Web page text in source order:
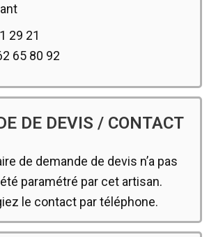
29 21
65 80 92
DE DEVIS / CONTACT
de demande de devis n’a pas
paramétré par cet artisan.
le contact par téléphone.